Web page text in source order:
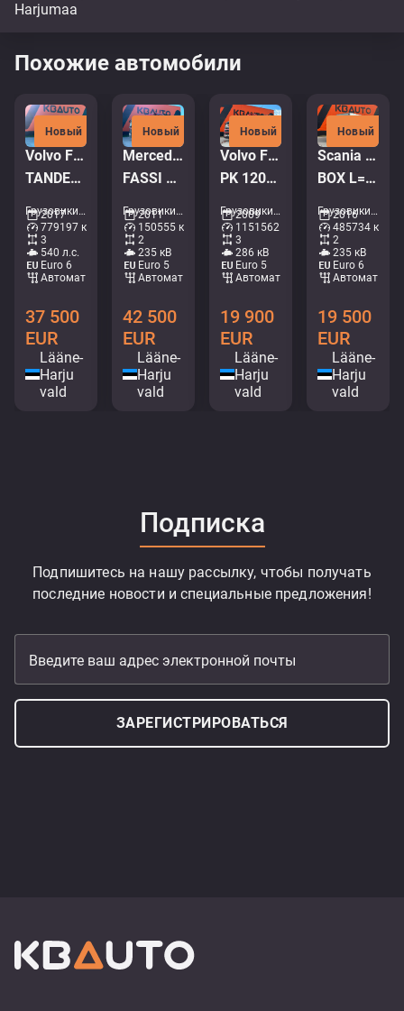
Похожие автомобили
Новый
Volvo FMX 540 6x4
TANDEM AXEL LIFT / SIDE TIPP
Грузовики - Самосвал • M250-4095
2017
779197 км
3
540 л.с.
Euro 6
Aвтомат
37 500
EUR
Lääne-
Harju
vald
Новый
Mercedes-Benz Actros 1832 4x2
FASSI F135A22 / BOX L=3707 mm
Грузовики - Кран-самосвал • M253-8328
2011
150555 км
2
235 кВ
Euro 5
Aвтомат
42 500
EUR
Lääne-
Harju
vald
Новый
Volvo FM 9 380 6x2*4
PK 12002 / PLATFORM L=8003 mm
Грузовики - Крановая платформа • M215-6363
2009
1151562 км
3
286 кВ
Euro 5
Aвтомат
19 900
EUR
Lääne-
Harju
vald
Новый
Scania P 320 4x2
BOX L=7578 mm
Грузовики - Коробка • M754-0553
2016
485734 км
2
235 кВ
Euro 6
Aвтомат
19 500
EUR
Lääne-
Harju
vald
Подписка
Подпишитесь на нашу рассылку, чтобы получать
последние новости и специальные предложения!
Введите ваш адрес электронной почты
ЗАРЕГИСТРИРОВАТЬСЯ